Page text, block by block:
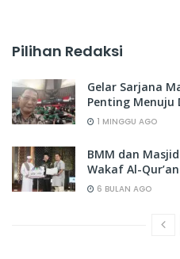
Pilihan Redaksi
Gelar Sarjana
Penting Menuju
1 MINGGU AGO
BMM dan
Wakaf Al-
6 BULAN AGO